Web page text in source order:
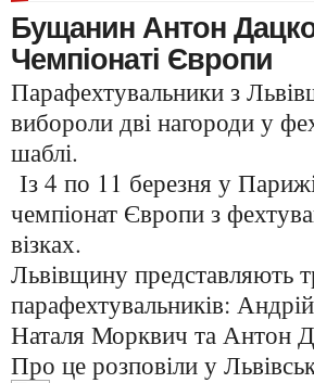
Бущанин Антон
Чемпіонаті Європи
Парафехтувальники з
вибороли дві нагороди у
шаблі.
Із 4 по 11 березня у
чемпіонат Європи з
візках.
Львівщину представляють
парафехтувальників:
Наталя Морквич та Антон
Про це розповіли у